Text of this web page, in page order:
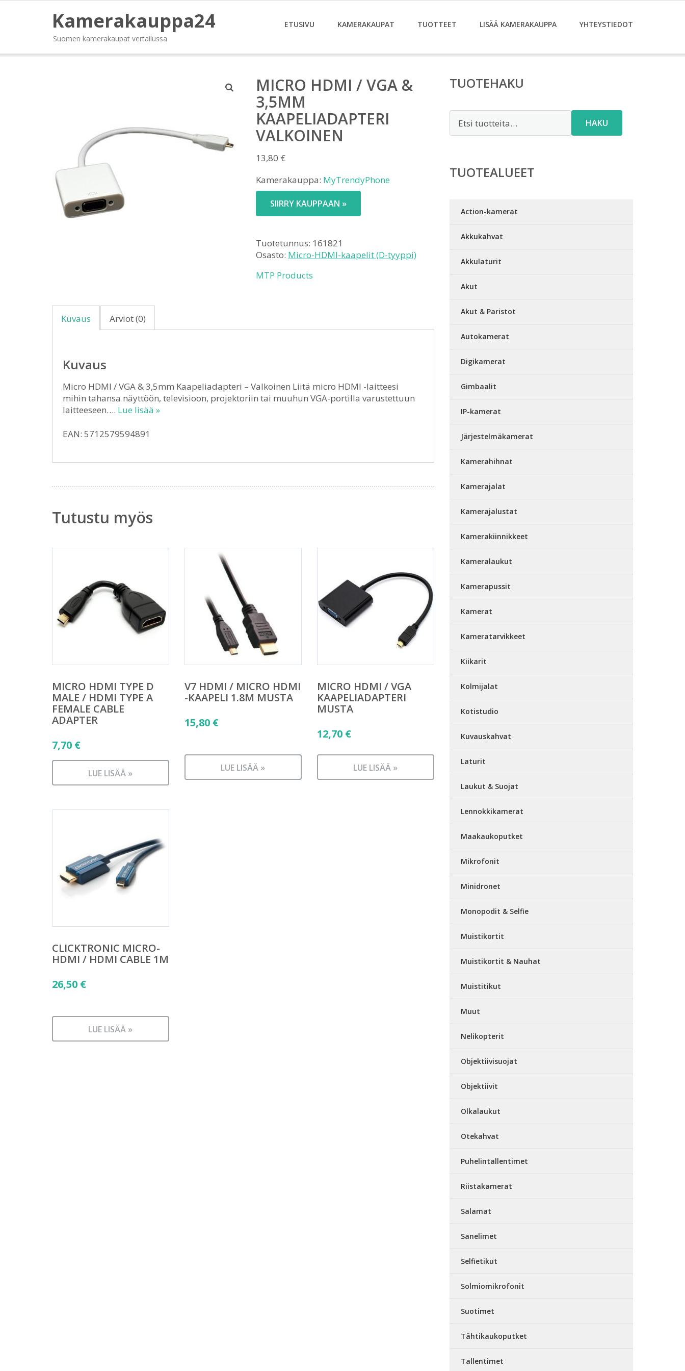
Kamerakauppa24
Suomen kamerakaupat vertailussa
ETUSIVU KAMERAKAUPAT TUOTTEET LISÄÄ KAMERAKAUPPA YHTEYSTIEDOT
MICRO HDMI / VGA &
3,5MM
KAAPELIADAPTERI
VALKOINEN
13,80 €
Kamerakauppa: MyTrendyPhone
SIIRRY KAUPPAAN »
Tuotetunnus: 161821
Osasto: Micro-HDMI-kaapelit (D-tyyppi)
MTP Products
Kuvaus Arviot (0)
Kuvaus
Micro HDMI / VGA & 3,5mm Kaapeliadapteri – Valkoinen Liitä micro HDMI -laitteesi
mihin tahansa näyttöön, televisioon, projektoriin tai muuhun VGA-portilla varustettuun
laitteeseen…. Lue lisää »
EAN: 5712579594891
Tutustu myös
MICRO HDMI TYPE D
MALE / HDMI TYPE A
FEMALE CABLE
ADAPTER
7,70 €
LUE LISÄÄ »
V7 HDMI / MICRO HDMI
-KAAPELI 1.8M MUSTA
15,80 €
LUE LISÄÄ »
MICRO HDMI / VGA
KAAPELIADAPTERI
MUSTA
12,70 €
LUE LISÄÄ »
CLICKTRONIC MICRO-
HDMI / HDMI CABLE 1M
26,50 €
LUE LISÄÄ »
TUOTEHAKU
HAKU
TUOTEALUEET
Action-kamerat
Akkukahvat
Akkulaturit
Akut
Akut & Paristot
Autokamerat
Digikamerat
Gimbaalit
IP-kamerat
Järjestelmäkamerat
Kamerahihnat
Kamerajalat
Kamerajalustat
Kamerakiinnikkeet
Kameralaukut
Kamerapussit
Kamerat
Kameratarvikkeet
Kiikarit
Kolmijalat
Kotistudio
Kuvauskahvat
Laturit
Laukut & Suojat
Lennokkikamerat
Maakaukoputket
Mikrofonit
Minidronet
Monopodit & Selfie
Muistikortit
Muistikortit & Nauhat
Muistitikut
Muut
Nelikopterit
Objektiivisuojat
Objektiivit
Olkalaukut
Otekahvat
Puhelintallentimet
Riistakamerat
Salamat
Sanelimet
Selfietikut
Solmiomikrofonit
Suotimet
Tähtikaukoputket
Tallentimet